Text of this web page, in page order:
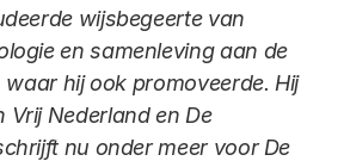
wijsbegeerte van
en samenleving aan de
hij ook promoveerde. Hij
Nederland en De
nu onder meer voor De